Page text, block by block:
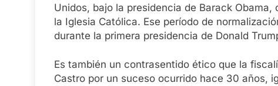
Unidos, bajo la presidencia de Barack
la Iglesia Católica. Ese período de
durante la primera presidencia de Donald
Es también un contrasentido ético que la
Castro por un suceso ocurrido hace 30 años,